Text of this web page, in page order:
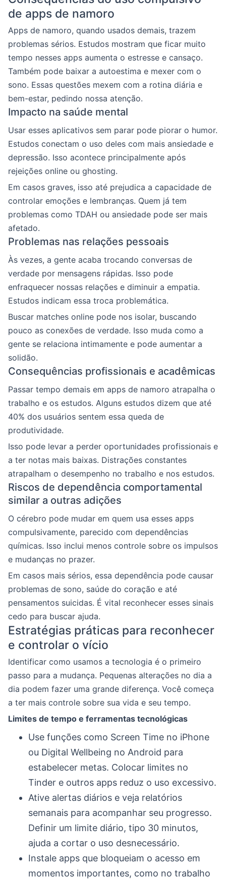
de apps de namoro
Apps de namoro, quando usados demais, trazem
problemas sérios. Estudos mostram que ficar muito
tempo nesses apps aumenta o estresse e cansaço.
Também pode baixar a autoestima e mexer com o
sono. Essas questões mexem com a rotina diária e
bem-estar, pedindo nossa atenção.
Impacto na saúde mental
Usar esses aplicativos sem parar pode piorar o humor.
Estudos conectam o uso deles com mais ansiedade e
depressão. Isso acontece principalmente após
rejeições online ou ghosting.
Em casos graves, isso até prejudica a capacidade de
controlar emoções e lembranças. Quem já tem
problemas como TDAH ou ansiedade pode ser mais
afetado.
Problemas nas relações pessoais
Às vezes, a gente acaba trocando conversas de
verdade por mensagens rápidas. Isso pode
enfraquecer nossas relações e diminuir a empatia.
Estudos indicam essa troca problemática.
Buscar matches online pode nos isolar, buscando
pouco as conexões de verdade. Isso muda como a
gente se relaciona intimamente e pode aumentar a
solidão.
Consequências profissionais e acadêmicas
Passar tempo demais em apps de namoro atrapalha o
trabalho e os estudos. Alguns estudos dizem que até
40% dos usuários sentem essa queda de
produtividade.
Isso pode levar a perder oportunidades profissionais e
a ter notas mais baixas. Distrações constantes
atrapalham o desempenho no trabalho e nos estudos.
Riscos de dependência comportamental
similar a outras adições
O cérebro pode mudar em quem usa esses apps
compulsivamente, parecido com dependências
químicas. Isso inclui menos controle sobre os impulsos
e mudanças no prazer.
Em casos mais sérios, essa dependência pode causar
problemas de sono, saúde do coração e até
pensamentos suicidas. É vital reconhecer esses sinais
cedo para buscar ajuda.
Estratégias práticas para reconhecer
e controlar o vício
Identificar como usamos a tecnologia é o primeiro
passo para a mudança. Pequenas alterações no dia a
dia podem fazer uma grande diferença. Você começa
a ter mais controle sobre sua vida e seu tempo.
Limites de tempo e ferramentas tecnológicas
Use funções como Screen Time no iPhone
ou Digital Wellbeing no Android para
estabelecer metas. Colocar limites no
Tinder e outros apps reduz o uso excessivo.
Ative alertas diários e veja relatórios
semanais para acompanhar seu progresso.
Definir um limite diário, tipo 30 minutos,
ajuda a cortar o uso desnecessário.
Instale apps que bloqueiam o acesso em
momentos importantes, como no trabalho